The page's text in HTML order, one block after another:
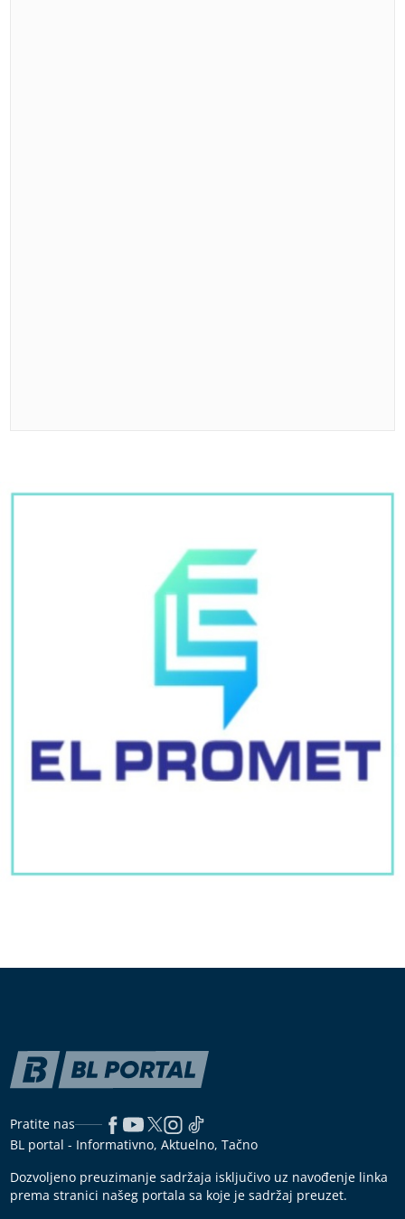
Pratite nas
BL portal - Informativno, Aktuelno, Tačno
Dozvoljeno preuzimanje sadržaja isključivo uz navođenje linka
prema stranici našeg portala sa koje je sadržaj preuzet.